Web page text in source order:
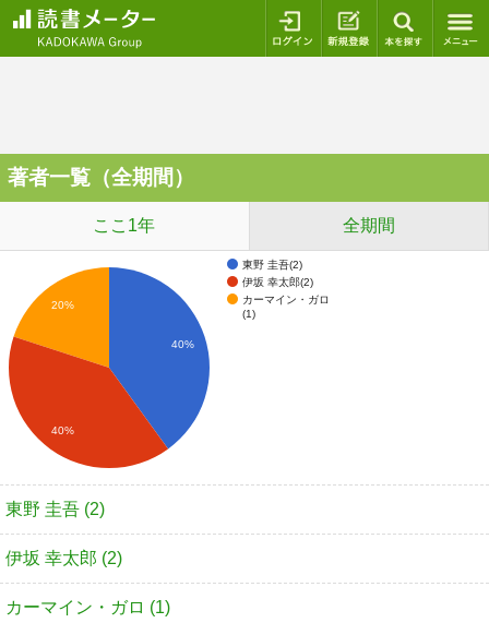
ログイン 新規登録
著者一覧（全期間）
ここ1年 全期間
東野 圭吾(2)
伊坂 幸太郎(2)
カーマイン・ガロ
(1)
40%
20%
40%
東野 圭吾 (2)
伊坂 幸太郎 (2)
カーマイン・ガロ (1)